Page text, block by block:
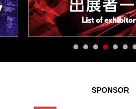
SPONSOR